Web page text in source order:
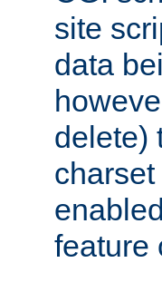
site
data
delete)
feature